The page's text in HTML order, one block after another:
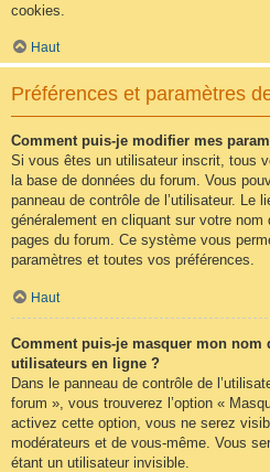
cookies.
Haut
Préférences et paramètres
Comment puis-je modifier mes
Si vous êtes un utilisateur inscrit, tous
la base de données du forum. Vous
panneau de contrôle de l’utilisateur. Le
généralement en cliquant sur votre nom
pages du forum. Ce système vous
paramètres et toutes vos préférences.
Haut
Comment puis-je masquer mon nom
utilisateurs en ligne ?
Dans le panneau de contrôle de
forum », vous trouverez l’option «
activez cette option, vous ne serez
modérateurs et de vous-même. Vous
étant un utilisateur invisible.